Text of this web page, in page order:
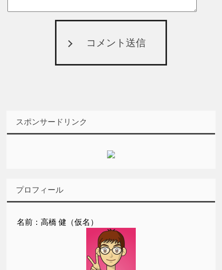
コメント送信
スポンサードリンク
プロフィール
名前：高橋 健（仮名）